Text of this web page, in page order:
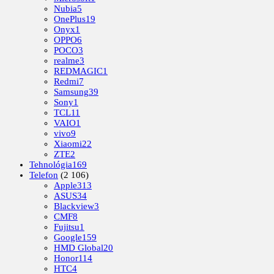
Nubia5
OnePlus19
Onyx1
OPPO6
POCO3
realme3
REDMAGIC1
Redmi7
Samsung39
Sony1
TCL11
VAIO1
vivo9
Xiaomi22
ZTE2
Tehnológia169
Telefon (2 106)
Apple313
ASUS34
Blackview3
CMF8
Fujitsu1
Google159
HMD Global20
Honor114
HTC4